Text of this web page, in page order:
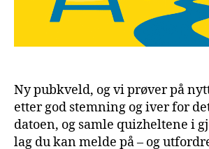
Ny pubkveld, og vi prøver på
etter god stemning og iver for
datoen, og samle quizheltene i
lag du kan melde på – og